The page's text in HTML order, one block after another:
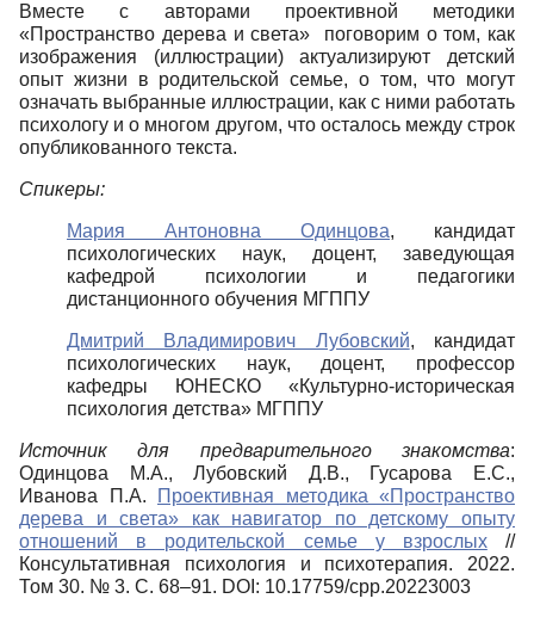
Вместе с авторами проективной методики
«Пространство дерева и света» поговорим о том, как
изображения (иллюстрации) актуализируют детский
опыт жизни в родительской семье, о том, что могут
означать выбранные иллюстрации, как с ними работать
психологу и о многом другом, что осталось между строк
опубликованного текста.
Спикеры:
Мария Антоновна Одинцова, кандидат
психологических наук, доцент, заведующая
кафедрой психологии и педагогики
дистанционного обучения МГППУ
Дмитрий Владимирович Лубовский, кандидат
психологических наук, доцент, профессор
кафедры ЮНЕСКО «Культурно-историческая
психология детства» МГППУ
Источник для предварительного знакомства:
Одинцова М.А., Лубовский Д.В., Гусарова Е.С.,
Иванова П.А.
Проективная методика «Пространство
дерева и света» как навигатор по детскому опыту
отношений в родительской семье у взрослых//
Консультативная психология и психотерапия. 2022.
Том 30. № 3. С. 68–91. DOI: 10.17759/cpp.20223003